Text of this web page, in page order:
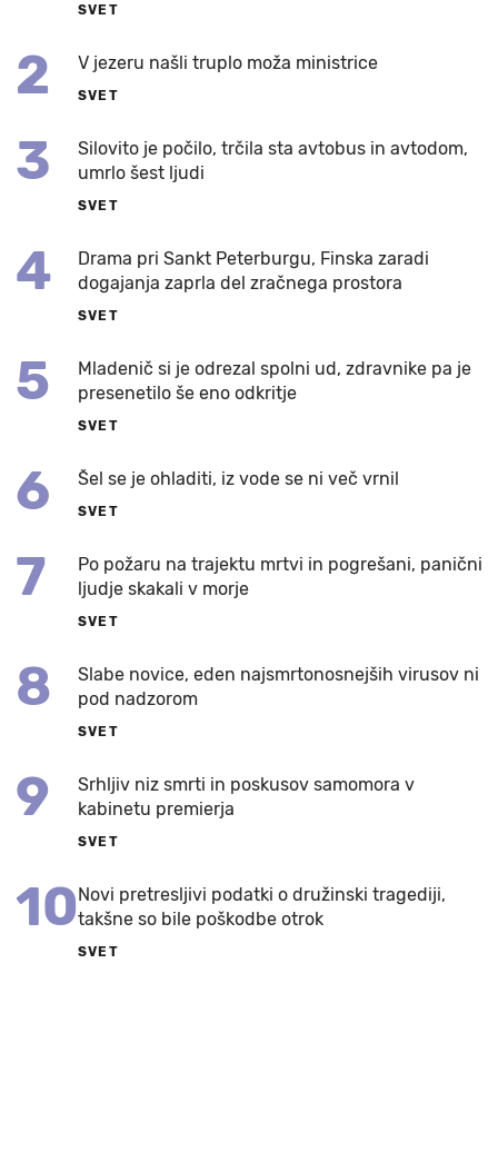
SVET
2 V jezeru našli truplo moža ministrice
SVET
3
Silovito je počilo, trčila sta avtobus in avtodom,
umrlo šest ljudi
SVET
4
Drama pri Sankt Peterburgu, Finska zaradi
dogajanja zaprla del zračnega prostora
SVET
5
Mladenič si je odrezal spolni ud, zdravnike pa je
presenetilo še eno odkritje
SVET
6 Šel se je ohladiti, iz vode se ni več vrnil
SVET
7
Po požaru na trajektu mrtvi in pogrešani, panični
ljudje skakali v morje
SVET
8
Slabe novice, eden najsmrtonosnejših virusov ni
pod nadzorom
SVET
9
Srhljiv niz smrti in poskusov samomora v
kabinetu premierja
SVET
10Novi pretresljivi podatki o družinski tragediji,
takšne so bile poškodbe otrok
SVET